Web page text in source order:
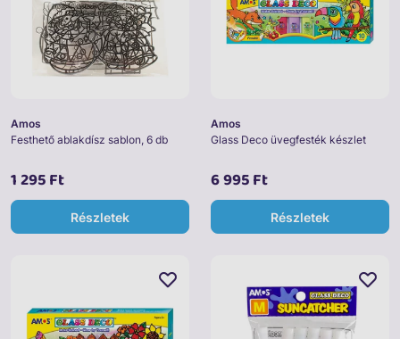
Amos
Festhető ablakdísz sablon, 6 db
1 295 Ft
Részletek
Amos
Glass Deco üvegfesték készlet
6 995 Ft
Részletek